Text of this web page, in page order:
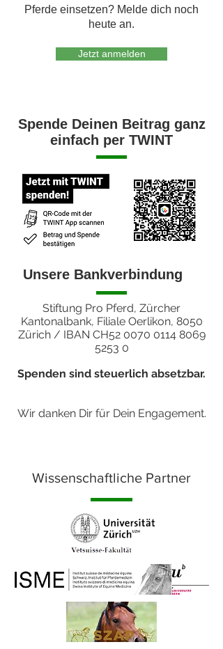
Pferde einsetzen? Melde dich noch
heute an.
Jetzt anmelden
Spende Deinen Beitrag ganz
einfach per TWINT
Unsere Bankverbindung
Stiftung Pro Pferd, Zürcher
Kantonalbank, Filiale Oerlikon, 8050
Zürich / IBAN CH52 0070 0114 8069
5253 0
Spenden sind steuerlich absetzbar.
Wir danken Dir für Dein Engagement.
Wissenschaftliche Partner